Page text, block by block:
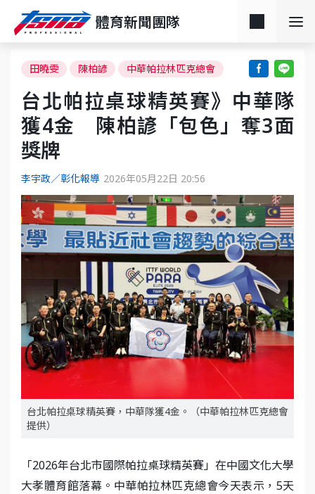
體育新聞團隊
田曉雯 陳柏諺 中華帕拉林匹克總會
台北帕拉桌球精英賽》中華隊
獲4金 陳柏諺「包色」奪3面
獎牌
李宇政／彰化報導 2026年05月22日 20:56
台北帕拉桌球精英賽，中華隊獲4金。（中華帕拉林匹克總會
提供）
「2026年台北市國際帕拉桌球精英賽」在中國文化大學
大孝體育館落幕。中華帕拉林匹克總會今天表示，5天